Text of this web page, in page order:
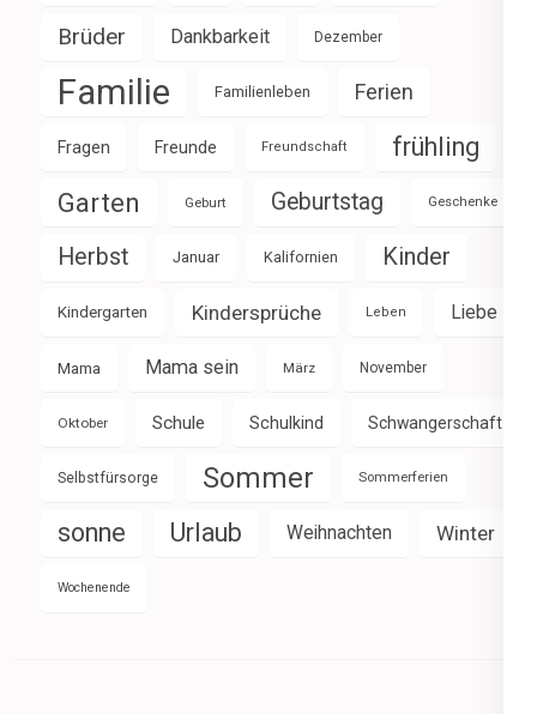
Brüder Dankbarkeit Dezember
Familie Familienleben Ferien
Fragen Freunde Freundschaft frühling
Garten Geburt Geburtstag Geschenke
Herbst Januar Kalifornien Kinder
Kindergarten Kindersprüche Leben Liebe
Mama Mama sein März November
Oktober Schule Schulkind Schwangerschaft
Selbstfürsorge Sommer Sommerferien
sonne Urlaub Weihnachten Winter
Wochenende